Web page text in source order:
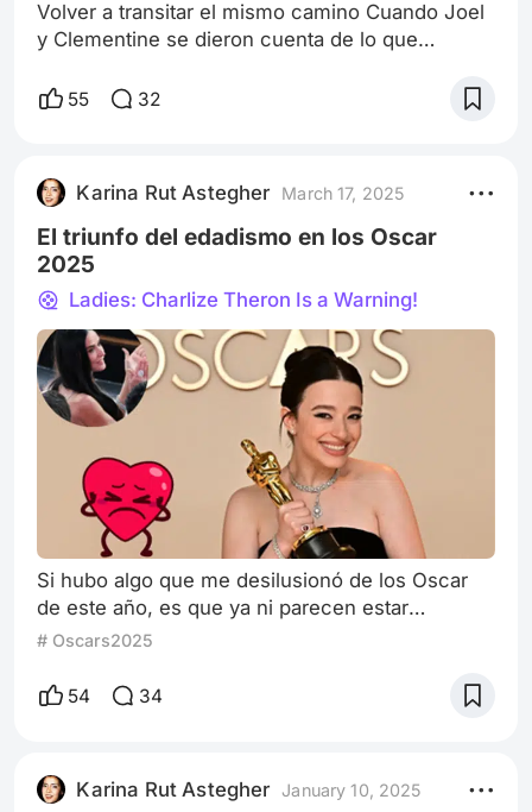
Volver a transitar el mismo camino Cuando Joel
y Clementine se dieron cuenta de lo que
risa que escondía mucho, perplejidad, sorpresa,
momento tenían sólo dos certezas. La primera,
era esta atracción innegable que sintieron desde
el instante en el que se dirigier
55 32
Karina Rut Astegher March 17, 2025
El triunfo del edadismo en los Oscar
2025
Ladies: Charlize Theron Is a Warning!
Si hubo algo que me desilusionó de los Oscar
de este año, es que ya ni parecen estar
haciendo un buen trabajo como la institución
haber perdido el norte. Hubo una intención de
las riendas del país, nominando a la producción
francesa Emilia Pérez en 13 categorías. Esto,
# Oscars2025
54 34
Karina Rut Astegher January 10, 2025